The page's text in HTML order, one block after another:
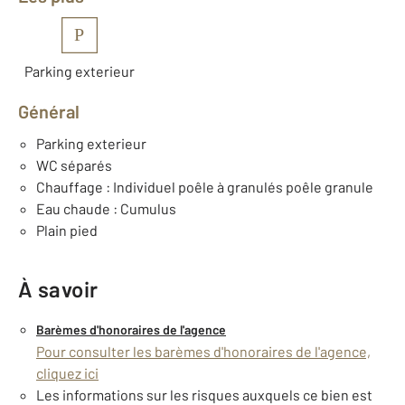
P
Parking exterieur
Général
Parking exterieur
WC séparés
Chauffage : Individuel poêle à granulés poêle granule
Eau chaude : Cumulus
Plain pied
À savoir
Barèmes d'honoraires de l'agence
Pour consulter les barèmes d'honoraires de l'agence,
cliquez ici
Les informations sur les risques auxquels ce bien est